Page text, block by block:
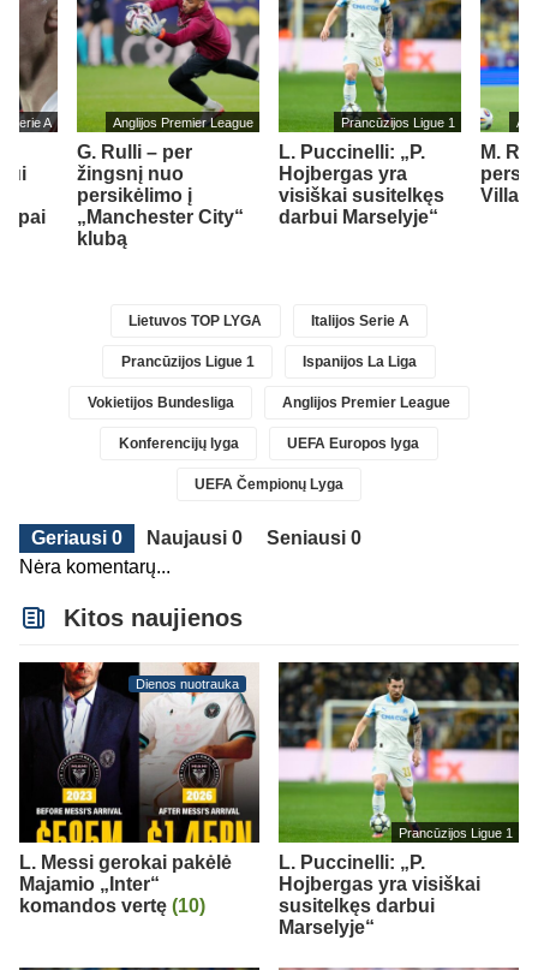
Serie A Anglijos Premier League
G. Rulli – per
žingsnį nuo
persikėlimo į
„Manchester City“
klubą
Prancūzijos Ligue 1
L. Puccinelli: „P.
Hojbergas yra
visiškai susitelkęs
darbui Marselyje“
M.
Villa“
Lietuvos TOP LYGA Italijos Serie A
Prancūzijos Ligue 1 Ispanijos La Liga
Vokietijos Bundesliga Anglijos Premier League
Konferencijų lyga UEFA Europos lyga
UEFA Čempionų Lyga
Geriausi 0 Naujausi 0
Seniausi 0
Nėra komentarų...
Kitos naujienos
Dienos nuotrauka
L. Messi gerokai pakėlė
Majamio „Inter“
komandos vertę (10)
Prancūzijos Ligue 1
L. Puccinelli: „P.
Hojbergas yra visiškai
susitelkęs darbui
Marselyje“